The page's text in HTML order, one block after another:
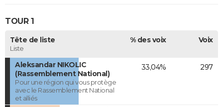
TOUR 1
Tête de liste
Liste
% des voix Voix
Aleksandar NIKOLIC
(Rassemblement National)
Pour une région qui vous protège
avec le Rassemblement National
et alliés
33,04% 297